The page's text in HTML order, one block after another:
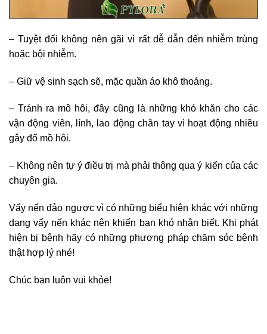
– Tuyệt đối không nên gãi vì rất dễ dẫn đến nhiễm trùng
hoặc bội nhiễm.
– Giữ vệ sinh sạch sẽ, mặc quần áo khô thoáng.
– Tránh ra mô hôi, đây cũng là những khó khăn cho các
vận động viên, lính, lao động chân tay vì hoạt động nhiều
gây đổ mồ hôi.
– Không nên tự ý điều trị mà phải thông qua ý kiến của các
chuyên gia.
Vẩy nến đảo ngược vì có những biểu hiện khác với những
dạng vẩy nến khác nên khiến bạn khó nhận biết. Khi phát
hiện bị bệnh hãy có những phương pháp chăm sóc bệnh
thật hợp lý nhé!
Chúc bạn luôn vui khỏe!